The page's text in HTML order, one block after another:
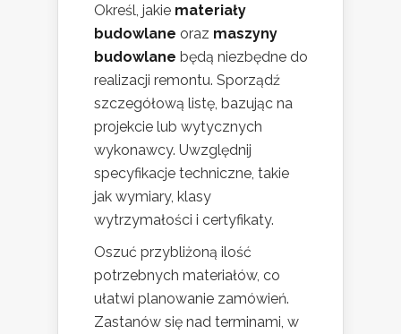
Określ, jakie materiały
budowlane oraz maszyny
budowlane będą niezbędne do
realizacji remontu. Sporządź
szczegółową listę, bazując na
projekcie lub wytycznych
wykonawcy. Uwzględnij
specyfikacje techniczne, takie
jak wymiary, klasy
wytrzymałości i certyfikaty.
Oszuć przybliżoną ilość
potrzebnych materiałów, co
ułatwi planowanie zamówień.
Zastanów się nad terminami, w